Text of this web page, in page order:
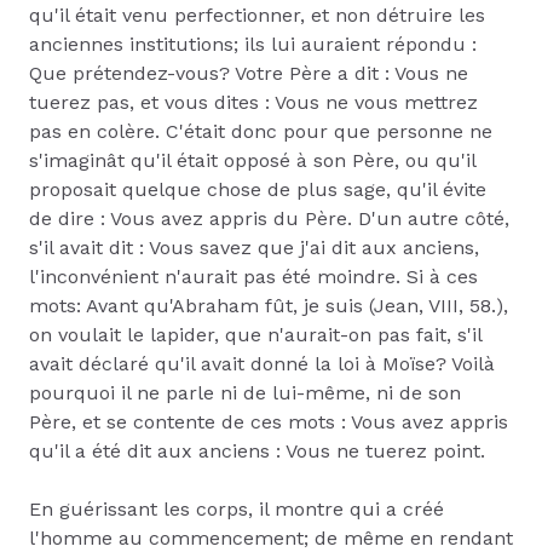
qu'il était venu perfectionner, et non détruire les
anciennes institutions; ils lui auraient répondu :
Que prétendez-vous? Votre Père a dit : Vous ne
tuerez pas, et vous dites : Vous ne vous mettrez
pas en colère. C'était donc pour que personne ne
s'imaginât qu'il était opposé à son Père, ou qu'il
proposait quelque chose de plus sage, qu'il évite
de dire : Vous avez appris du Père. D'un autre côté,
s'il avait dit : Vous savez que j'ai dit aux anciens,
l'inconvénient n'aurait pas été moindre. Si à ces
mots: Avant qu'Abraham fût, je suis (Jean, VIII, 58.),
on voulait le lapider, que n'aurait-on pas fait, s'il
avait déclaré qu'il avait donné la loi à Moïse? Voilà
pourquoi il ne parle ni de lui-même, ni de son
Père, et se contente de ces mots : Vous avez appris
qu'il a été dit aux anciens : Vous ne tuerez point.
En guérissant les corps, il montre qui a créé
l'homme au commencement; de même en rendant